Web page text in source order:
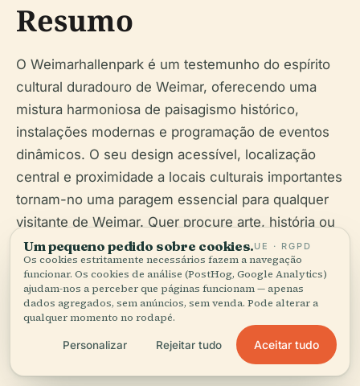
Resumo
O Weimarhallenpark é um testemunho do espírito
cultural duradouro de Weimar, oferecendo uma
mistura harmoniosa de paisagismo histórico,
instalações modernas e programação de eventos
dinâmicos. O seu design acessível, localização
central e proximidade a locais culturais importantes
tornam-no uma paragem essencial para qualquer
visitante de Weimar. Quer procure arte, história ou
recreação tranquila, o Weimarhallenpark
proporciona uma experiência memorável e
enriquecedora (de.wikipedia.org,weimarhalle.de
weimar.de).
Um pequeno pedido sobre cookies.UE · RGPD
Os cookies estritamente necessários fazem a navegação
funcionar. Os cookies de análise (PostHog, Google Analytics)
ajudam-nos a perceber que páginas funcionam — apenas
dados agregados, sem anúncios, sem venda. Pode alterar a
qualquer momento no rodapé.
Personalizar Rejeitar tudo Aceitar tudo